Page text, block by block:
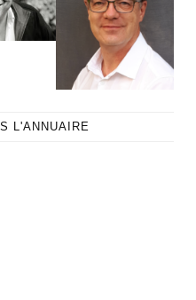
L'ANNUAIRE